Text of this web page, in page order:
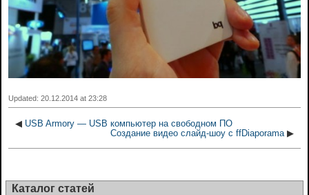
Updated: 20.12.2014 at 23:28
◀ USB Armory — USB компьютер на свободном ПО
Создание видео слайд-шоу с ffDiaporama ▶
Каталог статей